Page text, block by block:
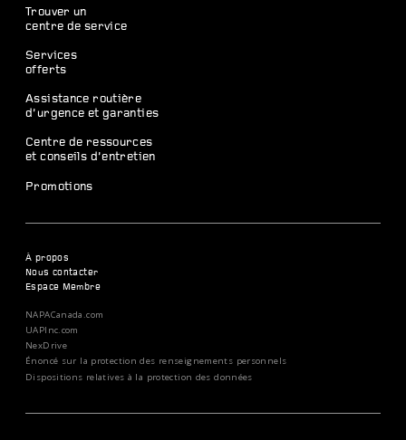
Trouver un
centre de service
Services
offerts
Assistance routière
d’urgence et garanties
Centre de ressources
et conseils d’entretien
Promotions
À propos
Nous contacter
Espace Membre
NAPACanada.com
UAPInc.com
NexDrive
Énoncé sur la protection des renseignements personnels
Dispositions relatives à la protection des données